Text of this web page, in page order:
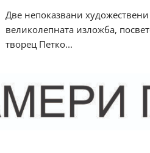
Две непоказвани
великолепната изложба,
творец Петко...